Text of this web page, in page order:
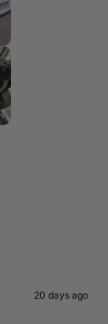
20 days ago